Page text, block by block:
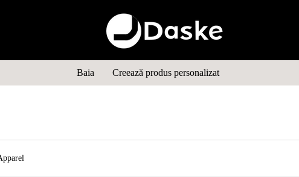
Baia Creează produs personalizat